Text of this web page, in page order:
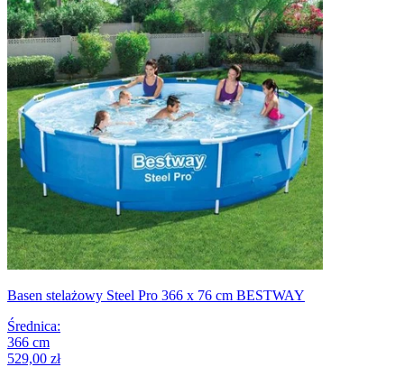
Basen stelażowy Steel Pro 366 x 76 cm BESTWAY
Średnica:
366 cm
529,00 zł